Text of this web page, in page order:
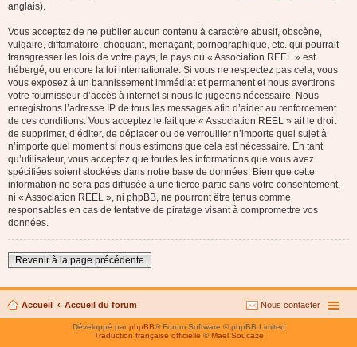
anglais).
Vous acceptez de ne publier aucun contenu à caractère abusif, obscène,
vulgaire, diffamatoire, choquant, menaçant, pornographique, etc. qui pourrait
transgresser les lois de votre pays, le pays où « Association REEL » est
hébergé, ou encore la loi internationale. Si vous ne respectez pas cela, vous
vous exposez à un bannissement immédiat et permanent et nous avertirons
votre fournisseur d’accès à internet si nous le jugeons nécessaire. Nous
enregistrons l’adresse IP de tous les messages afin d’aider au renforcement
de ces conditions. Vous acceptez le fait que « Association REEL » ait le droit
de supprimer, d’éditer, de déplacer ou de verrouiller n’importe quel sujet à
n’importe quel moment si nous estimons que cela est nécessaire. En tant
qu’utilisateur, vous acceptez que toutes les informations que vous avez
spécifiées soient stockées dans notre base de données. Bien que cette
information ne sera pas diffusée à une tierce partie sans votre consentement,
ni « Association REEL », ni phpBB, ne pourront être tenus comme
responsables en cas de tentative de piratage visant à compromettre vos
données.
Revenir à la page précédente
Accueil Accueil du forum Nous contacter
Développé parphpBB® Forum Software © phpBB Limited
Traduction française officielle © Maël Soucaze